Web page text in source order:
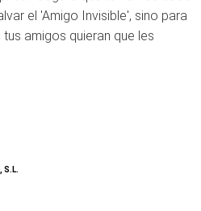
el 'Amigo Invisible', sino para
amigos quieran que les
S.L.